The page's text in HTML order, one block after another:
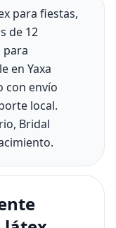
para fiestas,
de 12
para
en Yaxa
con envío
local.
Bridal